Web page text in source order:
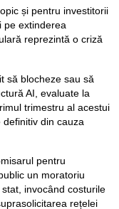
și pentru investitorii
pe extinderea
reprezintă o criză
să blocheze sau să
AI, evaluate la
trimestru al acestui
din cauza
pentru
un moratoriu
invocând costurile
rețelei